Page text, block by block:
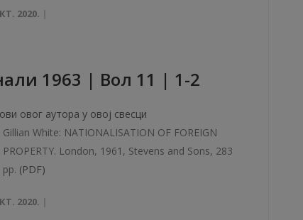
2020.
1963 | Вол 11 | 1-2
овог аутора у овој свесци
Gillian White: NATIONALISATION OF FOREIGN
PROPERTY. London, 1961, Stevens and Sons, 283
pp. (PDF)
2020.